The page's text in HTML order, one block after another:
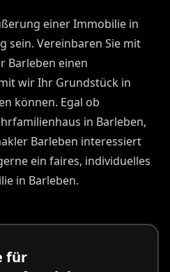
einer Immobilie in
sein. Vereinbaren Sie mit
Barleben einen
wir Ihr Grundstück in
können. Egal ob
in Barleben,
Barleben interessiert
ein faires, individuelles
in Barleben.
für